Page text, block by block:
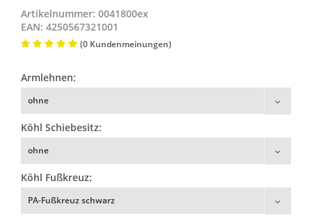
Artikelnummer: 0041800ex
EAN: 4250567321001
(0 Kundenmeinungen)
Armlehnen:
ohne
Köhl Schiebesitz:
ohne
Köhl Fußkreuz:
PA-Fußkreuz schwarz